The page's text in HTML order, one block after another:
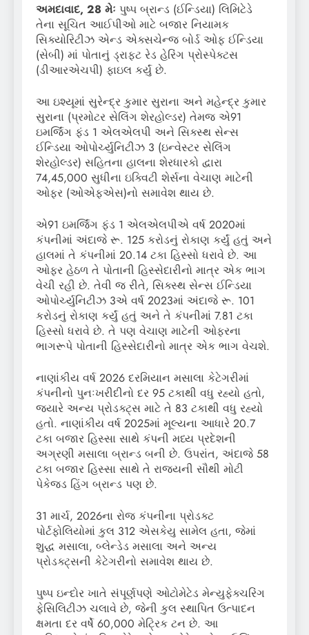
અમદાવાદ, 28 મેઃ પુષ્પ બ્રાન્ડ (ઈન્ડિયા) લિમિટેડે
તેના સૂચિત આઈપીઓ માટે બજાર નિયામક
સિક્યોરિટીઝ એન્ડ એક્સચેન્જ બોર્ડ ઓફ ઈન્ડિયા
(સેબી) માં પોતાનું ડ્રાફ્ટ રેડ હેરિંગ પ્રોસ્પેક્ટસ
(ડીઆરએચપી) ફાઇલ કર્યું છે.
આ ઇશ્યૂમાં સુરેન્દ્ર કુમાર સુરાના અને મહેન્દ્ર કુમાર
સુરાના (પ્રમોટર સેલિંગ શેરહોલ્ડર) તેમજ એ91
ઇમર્જિંગ ફંડ 1 એલએલપી અને સિક્સ્થ સેન્સ
ઈન્ડિયા ઓપોર્ચ્યુનિટીઝ 3 (ઇન્વેસ્ટર સેલિંગ
શેરહોલ્ડર) સહિતના હાલના શેરધારકો દ્વારા
74,45,000 સુધીના ઇક્વિટી શેર્સના વેચાણ માટેની
ઓફર (ઓએફએસ)નો સમાવેશ થાય છે.
એ91 ઇમર્જિંગ ફંડ 1 એલએલપીએ વર્ષ 2020માં
કંપનીમાં અંદાજે રૂ. 125 કરોડનું રોકાણ કર્યું હતું અને
હાલમાં તે કંપનીમાં 20.14 ટકા હિસ્સો ધરાવે છે. આ
ઓફર હેઠળ તે પોતાની હિસ્સેદારીનો માત્ર એક ભાગ
વેચી રહી છે. તેવી જ રીતે, સિક્સ્થ સેન્સ ઈન્ડિયા
ઓપોર્ચ્યુનિટીઝ 3એ વર્ષ 2023માં અંદાજે રૂ. 101
કરોડનું રોકાણ કર્યું હતું અને તે કંપનીમાં 7.81 ટકા
હિસ્સો ધરાવે છે. તે પણ વેચાણ માટેની ઓફરના
ભાગરૂપે પોતાની હિસ્સેદારીનો માત્ર એક ભાગ વેચશે.
નાણાંકીય વર્ષ 2026 દરમિયાન મસાલા કેટેગરીમાં
કંપનીનો પુનઃખરીદીનો દર 95 ટકાથી વધુ રહ્યો હતો,
જ્યારે અન્ય પ્રોડક્ટ્સ માટે તે 83 ટકાથી વધુ રહ્યો
હતો. નાણાંકીય વર્ષ 2025માં મૂલ્યના આધારે 20.7
ટકા બજાર હિસ્સા સાથે કંપની મધ્ય પ્રદેશની
અગ્રણી મસાલા બ્રાન્ડ બની છે. ઉપરાંત, અંદાજે 58
ટકા બજાર હિસ્સા સાથે તે રાજ્યની સૌથી મોટી
પેકેજ્ડ હિંગ બ્રાન્ડ પણ છે.
31 માર્ચ, 2026ના રોજ કંપનીના પ્રોડક્ટ
પોર્ટફોલિયોમાં કુલ 312 એસકેયુ સામેલ હતા, જેમાં
શુદ્ધ મસાલા, બ્લેન્ડેડ મસાલા અને અન્ય
પ્રોડક્ટ્સની કેટેગરીનો સમાવેશ થાય છે.
પુષ્પ ઇન્દોર ખાતે સંપૂર્ણપણે ઓટોમેટેડ મેન્યુફેક્ચરિંગ
ફેસિલિટીઝ ચલાવે છે, જેની કુલ સ્થાપિત ઉત્પાદન
ક્ષમતા દર વર્ષે 60,000 મેટ્રિક ટન છે. આ